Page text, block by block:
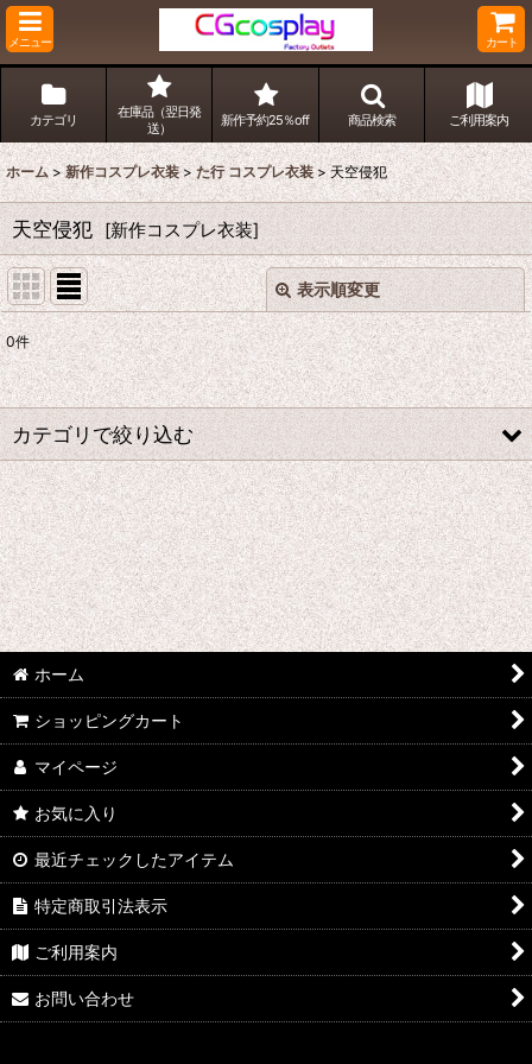
メニュー カート
カテゴリ
在庫品（翌日発
送）
新作予約25％off 商品検索 ご利用案内
ホーム > 新作コスプレ衣装 > た行 コスプレ衣装 > 天空侵犯
天空侵犯 [新作コスプレ衣装]
表示順変更
表示数:
並び順:
絞り込む
閉じる
0件
カテゴリで絞り込む
た行 コスプレ衣装 (全商品)
刀剣乱舞
デュラララ!!
ツキウタ。
東方Projectシリーズ
東京喰種トーキョーグール
超時空要塞マクロス
テラフォーマーズ
トリニティセブン
DRAMAtical Murder
テイルズオブゼスティリア
ホーム
ショッピングカート
マイページ
お気に入り
最近チェックしたアイテム
特定商取引法表示
ご利用案内
お問い合わせ